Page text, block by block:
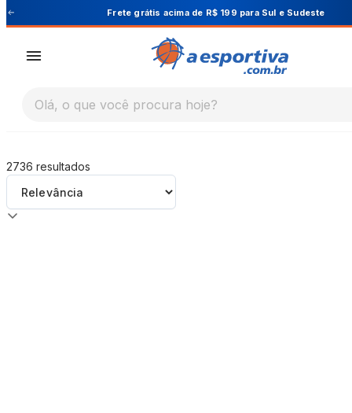
A Esportiva Frete grátis acima de R$ 199 para Sul e Sudeste
Olá, o que você procura hoje?
2736 resultados